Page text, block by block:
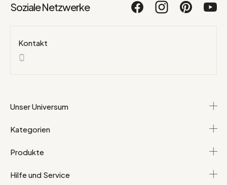
Soziale Netzwerke
Kontakt
Unser Universum
Kategorien
Produkte
Hilfe und Service